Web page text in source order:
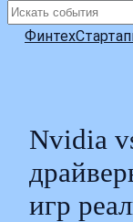
Поиск
Финтех
Nvidia
игр